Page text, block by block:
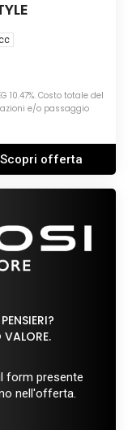
10.47%. Costo totale del
e/o passaggio
Scopri offerta
form presente
nell'offerta.